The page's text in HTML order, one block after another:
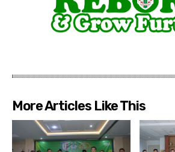
More Articles Like This